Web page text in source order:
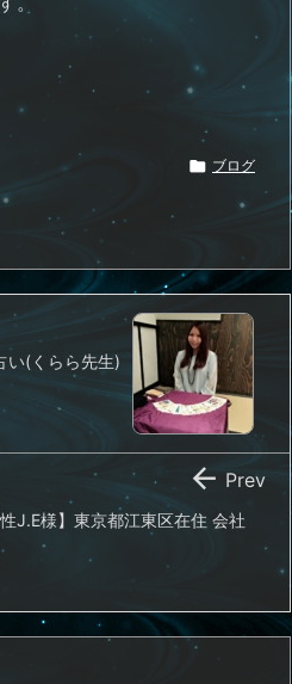
 ブログ
い(くらら先生)
性J.E様】東京都江東区在住 会社
 Prev